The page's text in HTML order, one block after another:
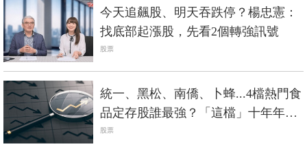
今天追飆股、明天吞跌停？楊忠憲：
找底部起漲股，先看2個轉強訊號
股票
統一、黑松、南僑、卜蜂...4檔熱門食
品定存股誰最強？「這檔」十年年化
報酬飆破20%最狂
股票